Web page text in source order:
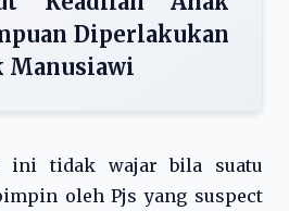
Diperlakukan
Manusiawi
ini tidak wajar bila suatu
oleh Pjs yang suspect